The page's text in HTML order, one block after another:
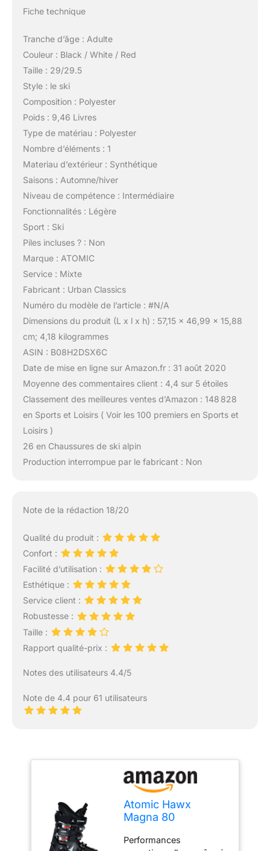
Fiche technique
Tranche d’âge : Adulte
Couleur : Black / White / Red
Taille : 29/29.5
Style : le ski
Composition : Polyester
Poids : 9,46 Livres
Type de matériau : Polyester
Nombre d’éléments : 1
Materiau d’extérieur : Synthétique
Saisons : Automne/hiver
Niveau de compétence : Intermédiaire
Fonctionnalités : Légère
Sport : Ski
Piles incluses ? : Non
Marque : ATOMIC
Service : Mixte
Fabricant : Urban Classics
Numéro du modèle de l’article : #N/A
Dimensions du produit (L x l x h) : 57,15 x 46,99 x 15,88
cm; 4,18 kilogrammes
ASIN : B08H2DSX6C
Date de mise en ligne sur Amazon.fr : 31 août 2020
Moyenne des commentaires client : 4,4 sur 5 étoiles
Classement des meilleures ventes d’Amazon : 148 828
en Sports et Loisirs ( Voir les 100 premiers en Sports et
Loisirs )
26 en Chaussures de ski alpin
Production interrompue par le fabricant : Non
Note de la rédaction 18/20
Qualité du produit :
Confort :
Facilité d’utilisation :
Esthétique :
Service client :
Robustesse :
Taille :
Rapport qualité-prix :
Notes des utilisateurs 4.4/5
Note de 4.4 pour 61 utilisateurs
Atomic Hawx
Magna 80
Pointure 43,5-44,
Performances